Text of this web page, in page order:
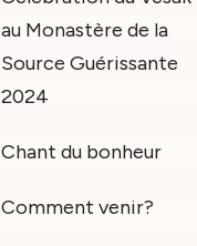
au Monastère de la
Source Guérissante
2024
Chant du bonheur
Comment venir?